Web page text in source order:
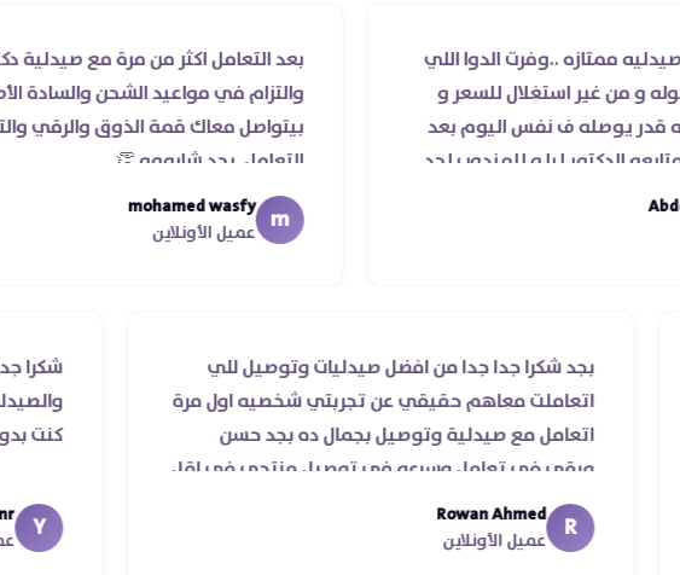
..وفرت الدوا اللي
استغلال للسعر و
ف نفس اليوم بعد
ليا و للمندوب لحد
عمله ..فضل يتابع
ليكم
بعد التعامل اكثر من مرة مع صيدلية دكتور اوليك
والتزام في مواعيد الشحن والسادة الأطباء اللي
بيتواصل معاك قمة الذوق والرقي والتحضر في
التعامل. بجد شابووو 👏‏
mohamed wasfy
عميل الأونلاين
ناس
بجد شكرا جدا جدا من افضل صيدليات وتوصيل للي
اتعاملت معاهم حقيقي عن تجربتي شخصيه اول مرة
اتعامل مع صيدلية وتوصيل بجمال ده بجد حسن
ورقي في تعامل وسرعه في توصيل منتجي في اقل
من يومين من اسكندرية للقاهره ..
R
Rowan Ahmed
عميل الأونلاين